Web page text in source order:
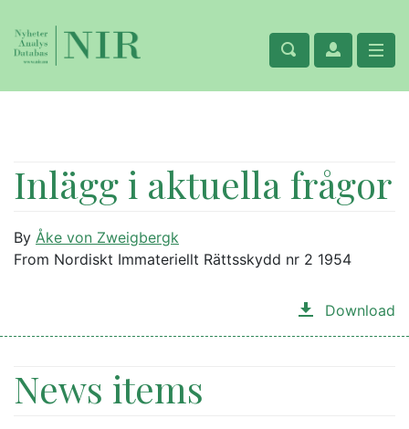
Inlägg i aktuella frågor
By Åke von Zweigbergk
From Nordiskt Immateriellt Rättsskydd nr 2 1954
Download
News items